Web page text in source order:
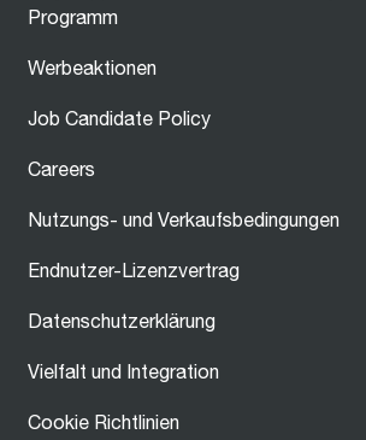
Programm
Werbeaktionen
Job Candidate Policy
Careers
Nutzungs- und Verkaufsbedingungen
Endnutzer-Lizenzvertrag
Datenschutzerklärung
Vielfalt und Integration
Cookie Richtlinien